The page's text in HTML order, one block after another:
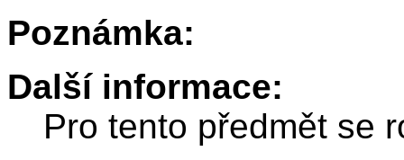
Poznámka:
Další informace:
Pro tento předmět se